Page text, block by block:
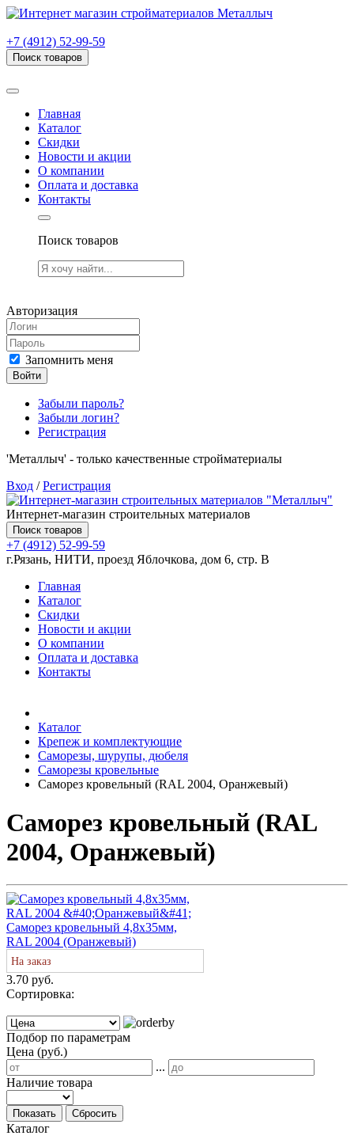
+7 (4912) 52-99-59
Поиск товаров
Главная
Каталог
Скидки
Новости и акции
О компании
Оплата и доставка
Контакты
Поиск товаров
Авторизация
Запомнить меня
Войти
Забыли пароль?
Забыли логин?
Регистрация
'Металлыч' - только качественные стройматериалы
Вход /Регистрация
Интернет-магазин строительных материалов
Поиск товаров
+7 (4912) 52-99-59
г.Рязань, НИТИ, проезд Яблочкова, дом 6, стр. В
Главная
Каталог
Скидки
Новости и акции
О компании
Оплата и доставка
Контакты
Каталог
Крепеж и комплектующие
Саморезы, шурупы, дюбеля
Саморезы кровельные
Саморез кровельный (RAL 2004, Оранжевый)
Саморез кровельный (RAL
2004, Оранжевый)
Саморез кровельный 4,8х35мм,
RAL 2004 (Оранжевый)
На заказ
3.70 руб.
Сортировка:
Подбор по параметрам
Цена (руб.)
...
Наличие товара
Показать Сбросить
Каталог